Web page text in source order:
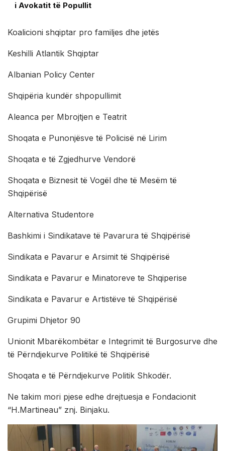
i Avokatit të Popullit
Koalicioni shqiptar pro familjes dhe jetës
Keshilli Atlantik Shqiptar
Albanian Policy Center
Shqipëria kundër shpopullimit
Aleanca per Mbrojtjen e Teatrit
Shoqata e Punonjësve të Policisë në Lirim
Shoqata e të Zgjedhurve Vendorë
Shoqata e Biznesit të Vogël dhe të Mesëm të
Shqipërisë
Alternativa Studentore
Bashkimi i Sindikatave të Pavarura të Shqipërisë
Sindikata e Pavarur e Arsimit të Shqipërisë
Sindikata e Pavarur e Minatoreve te Shqiperise
Sindikata e Pavarur e Artistëve të Shqipërisë
Grupimi Dhjetor 90
Unionit Mbarëkombëtar e Integrimit të Burgosurve dhe
të Përndjekurve Politikë të Shqipërisë
Shoqata e të Përndjekurve Politik Shkodër.
Ne takim mori pjese edhe drejtuesja e Fondacionit
“H.Martineau” znj. Binjaku.